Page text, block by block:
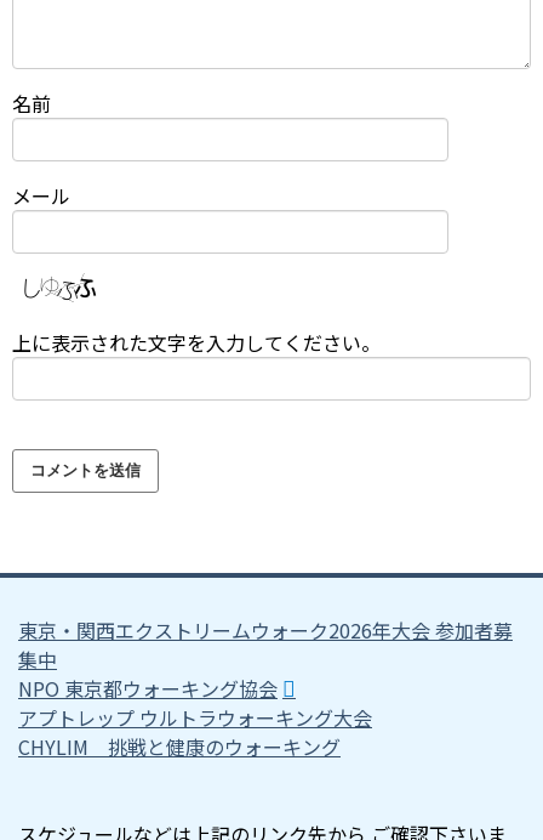
名前
メール
上に表示された文字を入力してください。
東京・関西エクストリームウォーク2026年大会 参加者募
集中
NPO 東京都ウォーキング協会
アプトレップ ウルトラウォーキング大会
CHYLIM 挑戦と健康のウォーキング
スケジュールなどは上記のリンク先から ご確認下さいま